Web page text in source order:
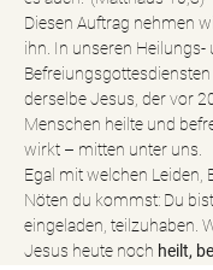
Diesen Auftrag nehmen
ihn. In unseren Heilungs-
derselbe Jesus, der vor
Menschen heilte und
wirkt – mitten unter uns.
Egal mit welchen Leiden,
Nöten du kommst: Du
eingeladen, teilzuhaben.
Jesus heute noch heilt,